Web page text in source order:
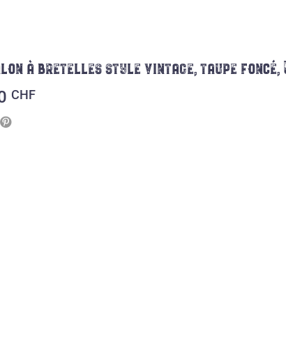
à bretelles style vintage, taupe foncé,
CHF